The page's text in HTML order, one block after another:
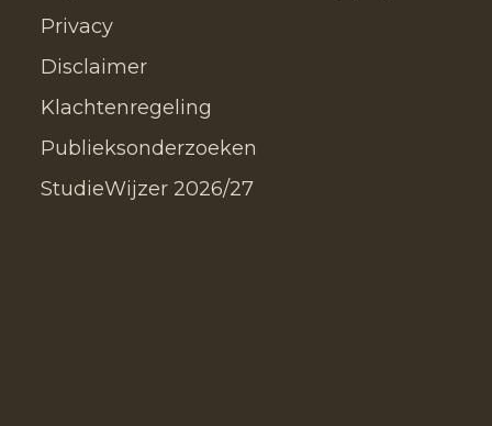
Privacy
Disclaimer
Klachtenregeling
Publieksonderzoeken
StudieWijzer 2026/27